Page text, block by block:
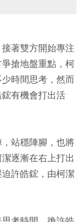
著雙方開始專注
搶地盤重點，柯
時間思考，然而
有機會打出活
站穩陣腳，也將
逐漸在右上打出
許皓鋐，由柯潔